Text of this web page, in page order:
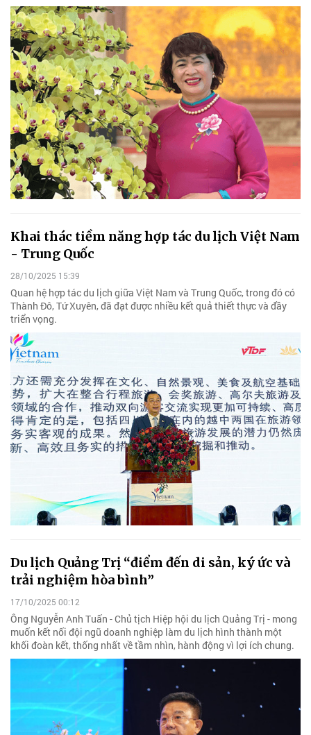
Khai thác tiềm năng hợp tác du lịch Việt Nam
- Trung Quốc
28/10/2025 15:39
Quan hệ hợp tác du lịch giữa Việt Nam và Trung Quốc, trong đó có
Thành Đô, Tứ Xuyên, đã đạt được nhiều kết quả thiết thực và đầy
triển vọng.
Du lịch Quảng Trị “điểm đến di sản, ký ức và
trải nghiệm hòa bình”
17/10/2025 00:12
Ông Nguyễn Anh Tuấn - Chủ tịch Hiệp hội du lịch Quảng Trị - mong
muốn kết nối đội ngũ doanh nghiệp làm du lịch hình thành một
khối đoàn kết, thống nhất về tầm nhìn, hành động vì lợi ích chung.